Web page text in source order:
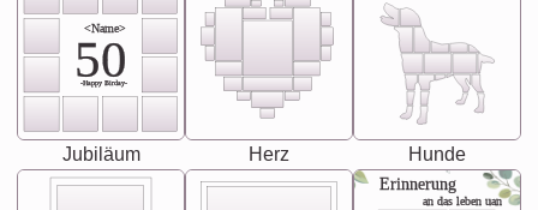
<Name>
50
-Happy Birday-
Jubiläum Herz Hunde
Erinnerung
an das leben uan